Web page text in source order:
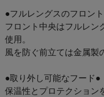
●フルレングスのフロン
フロント中央はフルレン
使用。
風を防ぐ前立ては金属製
●取り外し可能なフード●
保温性とプロテクション